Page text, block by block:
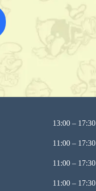
13:00 – 17:30
11:00 – 17:30
11:00 – 17:30
11:00 – 17:30